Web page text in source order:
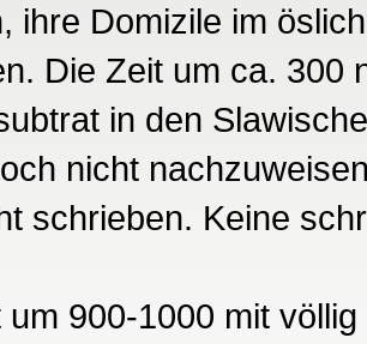
ihre Domizile im
Die Zeit um ca. 300
in den
nicht
schrieben. Keine
um 900-1000 mit